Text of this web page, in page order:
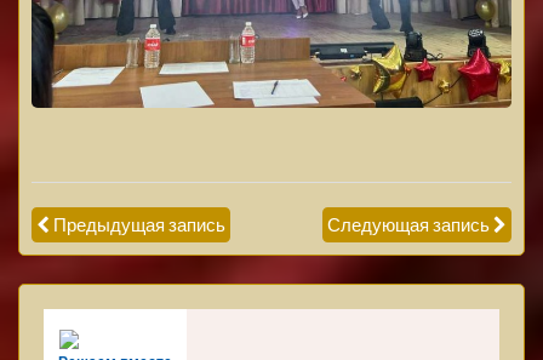
Предыдущая запись Следующая запись